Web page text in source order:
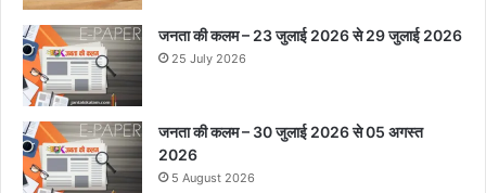
जनता की कलम – 23 जुलाई 2026 से 29 जुलाई 2026
25 July 2026
जनता की कलम – 30 जुलाई 2026 से 05 अगस्त
2026
5 August 2026